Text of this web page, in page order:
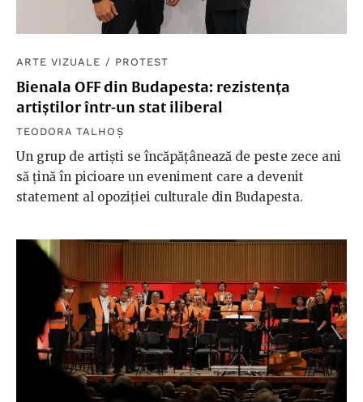
ARTE VIZUALE / PROTEST
Bienala OFF din Budapesta: rezistența
artiștilor într-un stat iliberal
TEODORA TALHOȘ
Un grup de artiști se încăpățânează de peste zece ani
să țină în picioare un eveniment care a devenit
statement al opoziției culturale din Budapesta.